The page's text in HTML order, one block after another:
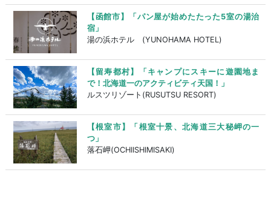
【函館市】「パン屋が始めたたった5室の湯治
宿」
湯の浜ホテル (YUNOHAMA HOTEL)
【留寿都村】「キャンプにスキーに遊園地ま
で！北海道一のアクティビティ天国！」
ルスツリゾート(RUSUTSU RESORT)
【根室市】「根室十景、北海道三大秘岬の一
つ」
落石岬(OCHIISHIMISAKI)